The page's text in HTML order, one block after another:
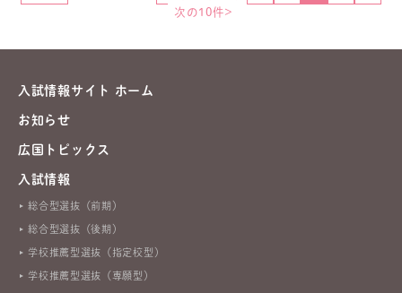
次の10件>
入試情報サイト ホーム
お知らせ
広国トピックス
入試情報
総合型選抜（前期）
総合型選抜（後期）
学校推薦型選抜（指定校型）
学校推薦型選抜（専願型）